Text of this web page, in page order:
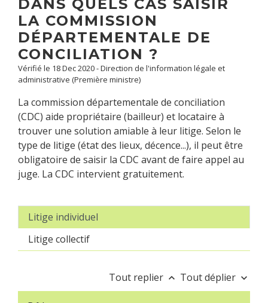
DANS QUELS CAS SAISIR
LA COMMISSION
DÉPARTEMENTALE DE
CONCILIATION ?
Vérifié le 18 Dec 2020 - Direction de l'information légale et
administrative (Première ministre)
La commission départementale de conciliation
(CDC) aide propriétaire (bailleur) et locataire à
trouver une solution amiable à leur litige. Selon le
type de litige (état des lieux, décence...), il peut être
obligatoire de saisir la CDC avant de faire appel au
juge. La CDC intervient gratuitement.
Litige individuel
Litige collectif
Tout replier keyboard_arrow_up Tout déplier keyboard_arrow_down